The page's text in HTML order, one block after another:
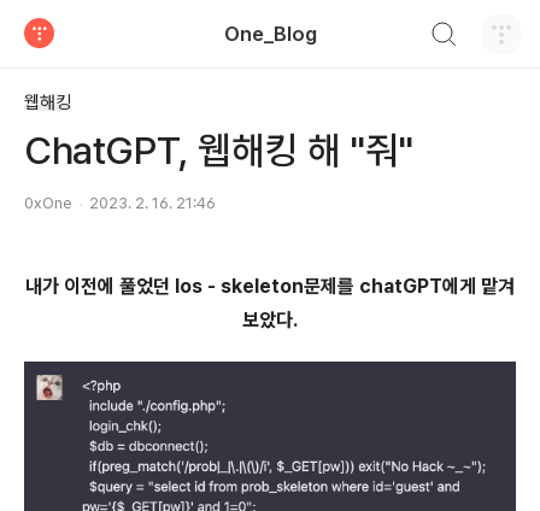
One_Blog
웹해킹
ChatGPT, 웹해킹 해 "줘"
0xOne 2023. 2. 16. 21:46
내가 이전에 풀었던 los - skeleton문제를 chatGPT에게 맡겨
보았다.